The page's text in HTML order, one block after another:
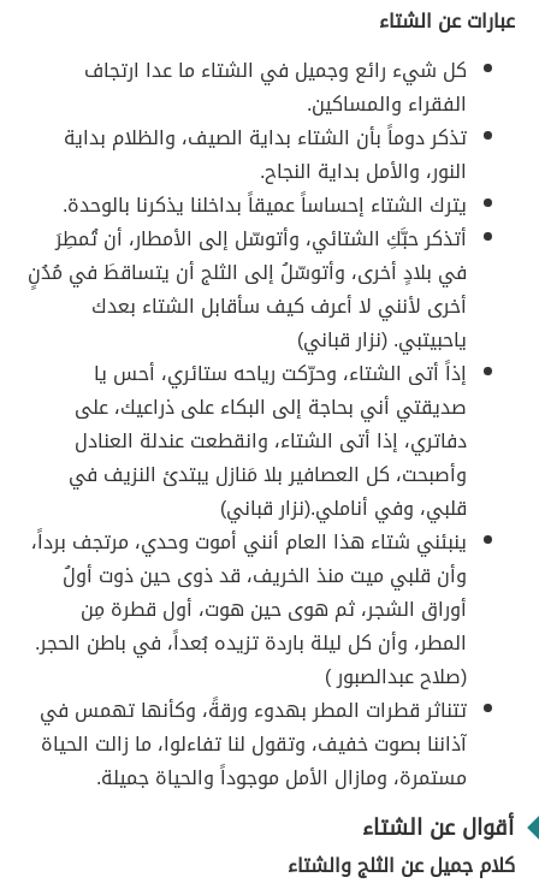
عبارات عن الشتاء
كل شيء رائع وجميل في الشتاء ما عدا ارتجاف
الفقراء والمساكين.
تذكر دوماً بأن الشتاء بداية الصيف، والظلام بداية
النور، والأمل بداية النجاح.
يترك الشتاء إحساساً عميقاً بداخلنا يذكرنا بالوحدة.
أتذكر حبَّكِ الشتائي، وأتوسّل إلى الأمطار، أن تُمطِرَ
في بلادٍ أخرى، وأتوسّلُ إلى الثلج أن يتساقطَ في مُدُنٍ
أخرى لأنني لا أعرف كيف سأقابل الشتاء بعدك
ياحبيتبي. (نزار قباني)
إذاً أتى الشتاء، وحرّكت رياحه ستائري، أحس يا
صديقتي أني بحاجة إلى البكاء على ذراعيك، على
دفاتري، إذا أتى الشتاء، وانقطعت عندلة العنادل
وأصبحت، كل العصافير بلا مَنازل يبتدئ النزيف في
قلبي، وفي أناملي.(نزار قباني)
ينبئني شتاء هذا العام أنني أموت وحدي، مرتجف برداً،
وأن قلبي ميت منذ الخريف، قد ذوى حين ذوت أولُ
أوراق الشجر، ثم هوى حين هوت، أول قطرة مِن
المطر، وأن كل ليلة باردة تزيده بُعداً، في باطن الحجر.
(صلاح عبدالصبور )
تتناثر قطرات المطر بهدوء ورقةً، وكأنها تهمس في
آذاننا بصوت خفيف، وتقول لنا تفاءلوا، ما زالت الحياة
مستمرة، ومازال الأمل موجوداً والحياة جميلة.
أقوال عن الشتاء
كلام جميل عن الثلج والشتاء